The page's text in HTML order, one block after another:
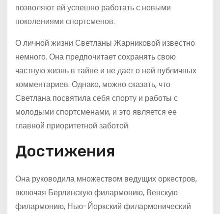
позволяют ей успешно работать с новыми
поколениями спортсменов.
О личной жизни Светланы Жарниковой известно
немного. Она предпочитает сохранять свою
частную жизнь в тайне и не дает о ней публичных
комментариев. Однако, можно сказать, что
Светлана посвятила себя спорту и работы с
молодыми спортсменами, и это является ее
главной приоритетной заботой.
Достижения
Она руководила множеством ведущих оркестров,
включая Берлинскую филармонию, Венскую
филармонию, Нью-Йоркский филармонический